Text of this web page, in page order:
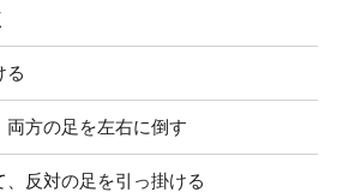
る
両方の足を左右に倒す
、反対の足を引っ掛ける